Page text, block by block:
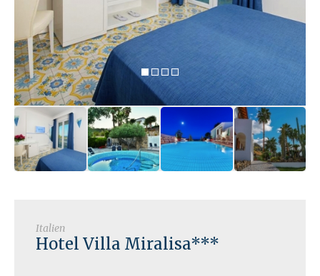
Italien
Hotel Villa Miralisa***